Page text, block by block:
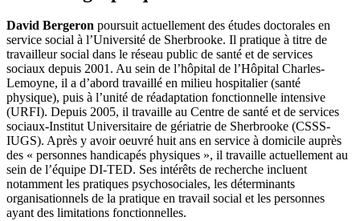
David Bergeron poursuit actuellement des études doctorales en
service social à l’Université de Sherbrooke. Il pratique à titre de
travailleur social dans le réseau public de santé et de services
sociaux depuis 2001. Au sein de l’hôpital de l’Hôpital Charles-
Lemoyne, il a d’abord travaillé en milieu hospitalier (santé
physique), puis à l’unité de réadaptation fonctionnelle intensive
(URFI). Depuis 2005, il travaille au Centre de santé et de services
sociaux-Institut Universitaire de gériatrie de Sherbrooke (CSSS-
IUGS). Après y avoir oeuvré huit ans en service à domicile auprès
des « personnes handicapés physiques », il travaille actuellement au
sein de l’équipe DI-TED. Ses intérêts de recherche incluent
notamment les pratiques psychosociales, les déterminants
organisationnels de la pratique en travail social et les personnes
ayant des limitations fonctionnelles.